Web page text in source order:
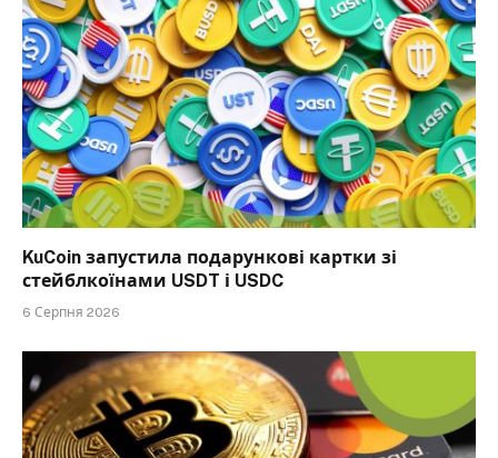
KuCoin запустила подарункові картки зі
стейблкоїнами USDT і USDC
6 Серпня 2026